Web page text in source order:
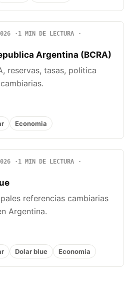
1 MIN DE LECTURA
Argentina (BCRA)
reservas, tasas, politica
Economia
1 MIN DE LECTURA
referencias cambiarias
Argentina.
Dolar blue Economia